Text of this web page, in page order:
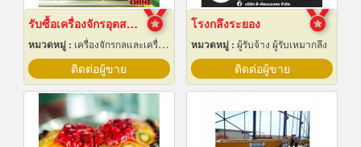
รับซื้อเครื่องจักรอุตสาหกรรมมือสอง
หมวดหมู่ : เครื่องจักรกลและเครื่องมือกล
ติดต่อผู้ขาย
โรงกลึงระยอง
หมวดหมู่ : ผู้รับจ้าง ผู้รับเหมากลึง
ติดต่อผู้ขาย